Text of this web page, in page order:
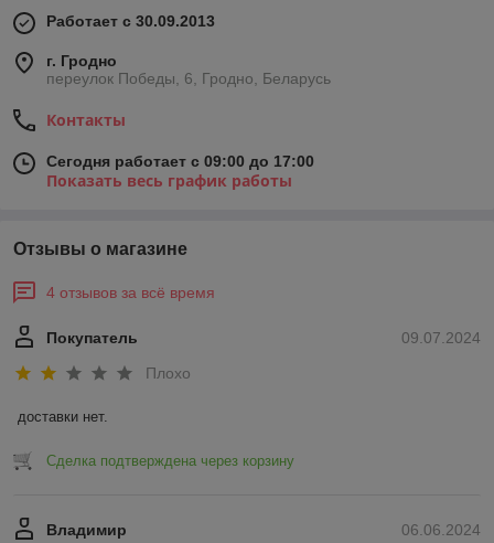
Работает с 30.09.2013
г. Гродно
переулок Победы, 6, Гродно, Беларусь
Контакты
Сегодня работает с 09:00 до 17:00
Показать весь график работы
Отзывы о магазине
4 отзывов за всё время
09.07.2024
Покупатель
Плохо
доставки нет.
Сделка подтверждена через корзину
06.06.2024
Владимир